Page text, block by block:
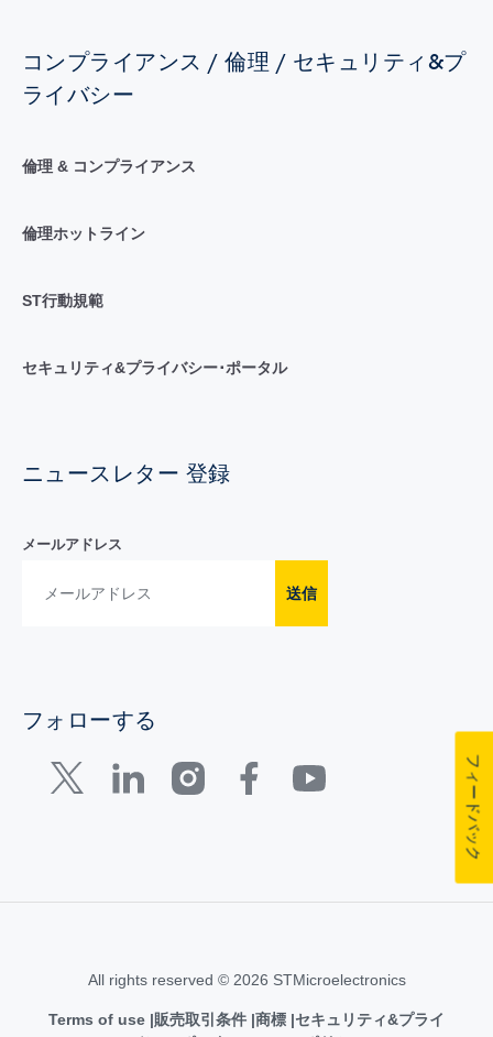
コンプライアンス / 倫理 / セキュリティ&プ
ライバシー
倫理 & コンプライアンス
倫理ホットライン
ST行動規範
セキュリティ&プライバシー･ポータル
ニュースレター 登録
メールアドレス
送信
フォローする
All rights reserved © 2026 STMicroelectronics
Terms of use 販売取引条件 商標 セキュリティ&プライ
フィードバック